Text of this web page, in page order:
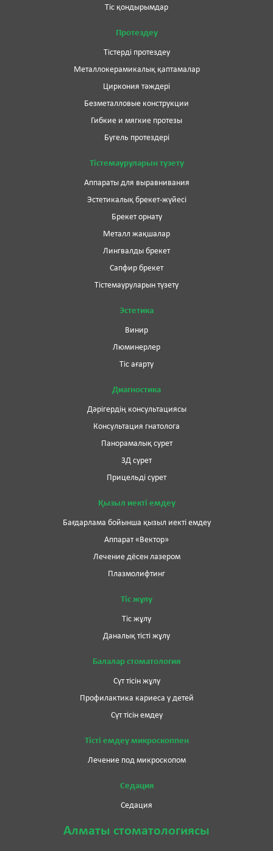
Тіс қондырымдар
Протездеу
Тістерді протездеу
Металлокерамикалық қаптамалар
Циркония тәждері
Безметалловые конструкции
Гибкие и мягкие протезы
Бугель протездері
Тістемауруларын түзету
Аппараты для выравнивания
Эстетикалық брекет-жүйесі
Брекет орнату
Металл жақшалар
Лингвалды брекет
Сапфир брекет
Тістемауруларын түзету
Эстетика
Винир
Люминерлер
Тіс ағарту
Диагностика
Дәрігердің консультациясы
Консультация гнатолога
Панорамалық сурет
3Д сурет
Прицельді сурет
Қызыл иекті емдеу
Бағдарлама бойынша қызыл иекті емдеу
Аппарат «Вектор»
Лечение дёсен лазером
Плазмолифтинг
Тіс жұлу
Тіс жұлу
Даналық тісті жұлу
Балалар стоматология
Сүт тісін жұлу
Профилактика кариеса у детей
Сүт тісін емдеу
Тісті емдеу микроскоппен
Лечение под микроскопом
Седация
Седация
Алматы стоматологиясы